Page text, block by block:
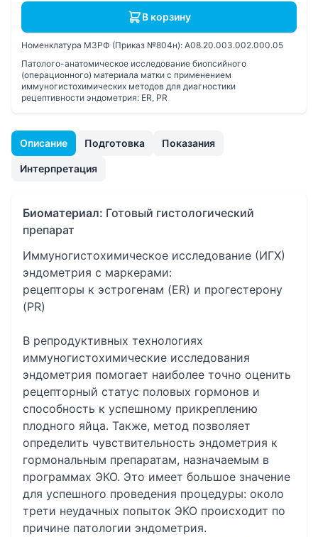
Описание Подготовка Показания
Интерпретация
Биоматериал: Готовый гистологический
препарат
Иммуногистохимическое исследование (ИГХ)
эндометрия с маркерами:
рецепторы к эстрогенам (ER) и прогестерону
(PR)
В репродуктивных технологиях
иммуногистохимические исследования
эндометрия помогает наиболее точно оценить
рецепторный статус половых гормонов и
способность к успешному прикреплению
плодного яйца. Также, метод позволяет
определить чувствительность эндометрия к
гормональным препаратам, назначаемым в
программах ЭКО. Это имеет большое значение
для успешного проведения процедуры: около
трети неудачных попыток ЭКО происходит по
причине патологии эндометрия.
В корзину
Номенклатура МЗРФ (Приказ №804н): A08.20.003.002.000.05
Патолого-анатомическое исследование биопсийного
(операционного) материала матки с применением
иммуногистохимических методов для диагностики
рецептивности эндометрия: ER, PR